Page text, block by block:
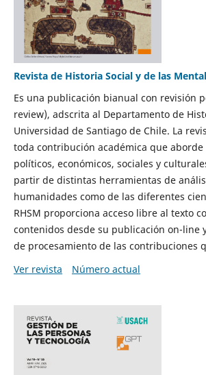
Revista de Historia Social y de las
Es una publicación bianual con revisión
review), adscrita al Departamento de
Universidad de Santiago de Chile. La
toda contribución académica que aborde
políticos, económicos, sociales y
partir de distintas herramientas de
humanidades como de las diferentes
RHSM proporciona acceso libre al texto
contenidos desde su publicación on-line
de procesamiento de las contribuciones
Ver revista
Número actual